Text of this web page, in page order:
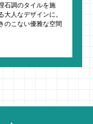
石調のタイルを施
大人なデザインに。
のこない優雅な空間